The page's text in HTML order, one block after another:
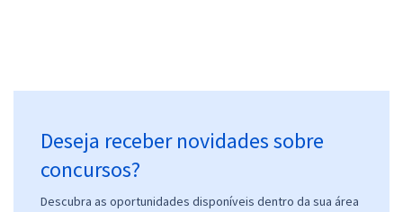
Deseja receber novidades sobre
concursos?
Descubra as oportunidades disponíveis dentro da sua área